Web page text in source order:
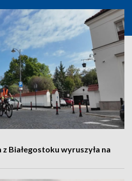
Białegostoku wyruszyła na